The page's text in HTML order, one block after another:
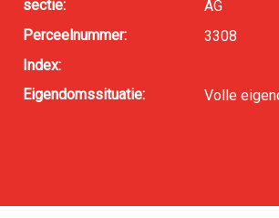
sectie:
AG
Perceelnummer:
3308
Index:
Eigendomssituatie:
Volle